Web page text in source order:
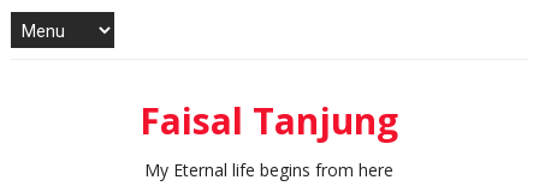
Faisal Tanjung
My Eternal life begins from here